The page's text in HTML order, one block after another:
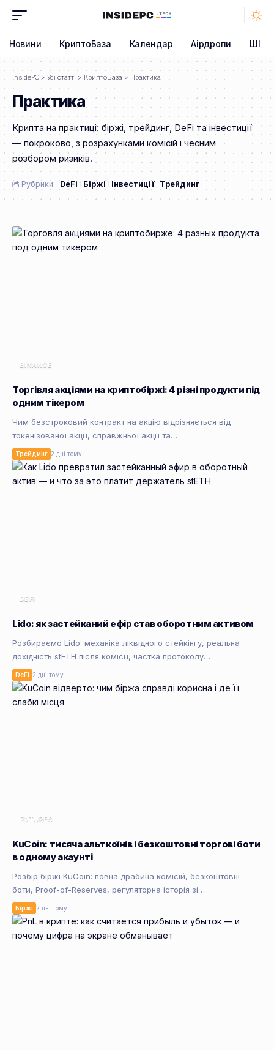
Новини КриптоБаза Календар Аірдропи ШІ
InsidePC > Усі статті > КриптоБаза > Практика
Практика
Крипта на практиці: біржі, трейдинг, DeFi та інвестиції
— покроково, з розрахунками комісій і чесним
розбором ризиків.
Рубрики: DeFi Біржі Інвестиції Трейдинг
BINANCE
Торгівля акціями на криптобіржі: 4 різні продукти під
одним тікером
Чим безстроковий контракт на акцію відрізняється від
токенізованої акції, справжньої акції та…
Трейдинг 2 дні тому
DEFI
Lido: як застейканий ефір став оборотним активом
Розбираємо Lido: механіка ліквідного стейкінгу, реальна
дохідність stETH після комісії, частка протоколу…
DeFi 2 дні тому
FUTURES
KuCoin: тисяча альткоїнів і безкоштовні торгові боти
в одному акаунті
Розбір біржі KuCoin: повна драбина комісій, безкоштовні
боти, Proof-of-Reserves, регуляторна історія зі…
Біржі 2 дні тому